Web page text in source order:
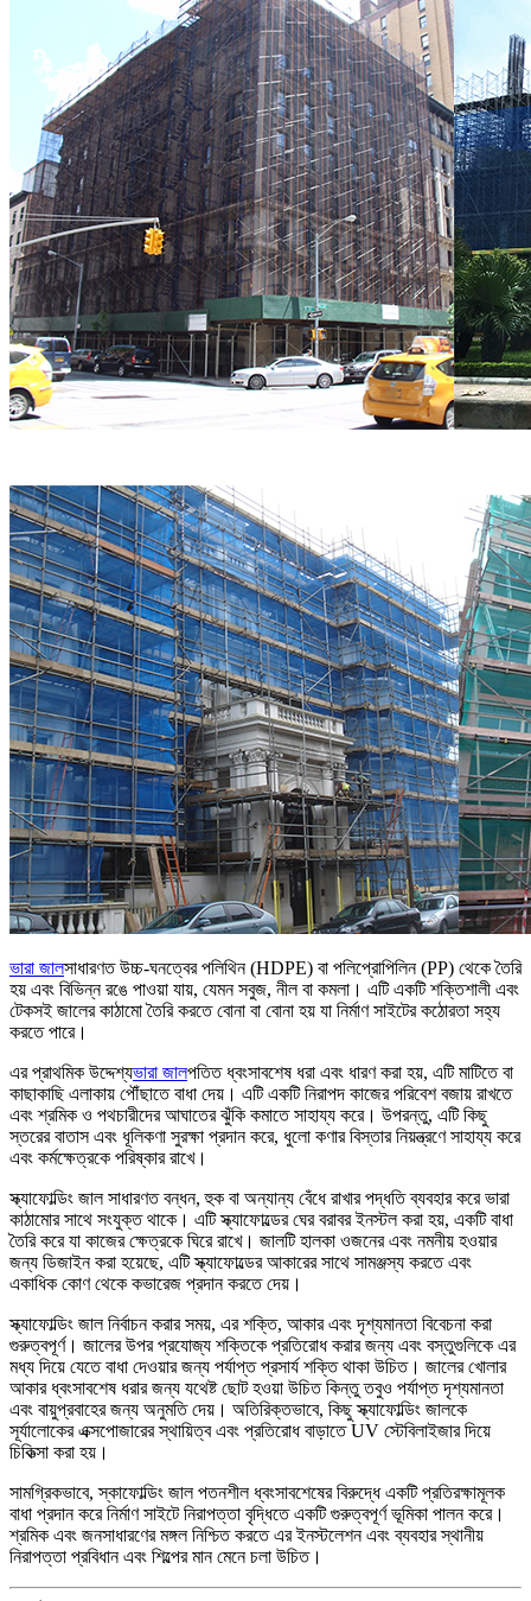
ভারা জালসাধারণত উচ্চ-ঘনত্বের পলিথিন (HDPE) বা পলিপ্রোপিলিন (PP) থেকে তৈরি
হয় এবং বিভিন্ন রঙে পাওয়া যায়, যেমন সবুজ, নীল বা কমলা। এটি একটি শক্তিশালী এবং
টেকসই জালের কাঠামো তৈরি করতে বোনা বা বোনা হয় যা নির্মাণ সাইটের কঠোরতা সহ্য
করতে পারে।
এর প্রাথমিক উদ্দেশ্যভারা জালপতিত ধ্বংসাবশেষ ধরা এবং ধারণ করা হয়, এটি মাটিতে বা
কাছাকাছি এলাকায় পৌঁছাতে বাধা দেয়। এটি একটি নিরাপদ কাজের পরিবেশ বজায় রাখতে
এবং শ্রমিক ও পথচারীদের আঘাতের ঝুঁকি কমাতে সাহায্য করে। উপরন্তু, এটি কিছু
স্তরের বাতাস এবং ধূলিকণা সুরক্ষা প্রদান করে, ধুলো কণার বিস্তার নিয়ন্ত্রণে সাহায্য করে
এবং কর্মক্ষেত্রকে পরিষ্কার রাখে।
স্ক্যাফোল্ডিং জাল সাধারণত বন্ধন, হুক বা অন্যান্য বেঁধে রাখার পদ্ধতি ব্যবহার করে ভারা
কাঠামোর সাথে সংযুক্ত থাকে। এটি স্ক্যাফোল্ডের ঘের বরাবর ইনস্টল করা হয়, একটি বাধা
তৈরি করে যা কাজের ক্ষেত্রকে ঘিরে রাখে। জালটি হালকা ওজনের এবং নমনীয় হওয়ার
জন্য ডিজাইন করা হয়েছে, এটি স্ক্যাফোল্ডের আকারের সাথে সামঞ্জস্য করতে এবং
একাধিক কোণ থেকে কভারেজ প্রদান করতে দেয়।
স্ক্যাফোল্ডিং জাল নির্বাচন করার সময়, এর শক্তি, আকার এবং দৃশ্যমানতা বিবেচনা করা
গুরুত্বপূর্ণ। জালের উপর প্রযোজ্য শক্তিকে প্রতিরোধ করার জন্য এবং বস্তুগুলিকে এর
মধ্য দিয়ে যেতে বাধা দেওয়ার জন্য পর্যাপ্ত প্রসার্য শক্তি থাকা উচিত। জালের খোলার
আকার ধ্বংসাবশেষ ধরার জন্য যথেষ্ট ছোট হওয়া উচিত কিন্তু তবুও পর্যাপ্ত দৃশ্যমানতা
এবং বায়ুপ্রবাহের জন্য অনুমতি দেয়। অতিরিক্তভাবে, কিছু স্ক্যাফোল্ডিং জালকে
সূর্যালোকের এক্সপোজারের স্থায়িত্ব এবং প্রতিরোধ বাড়াতে UV স্টেবিলাইজার দিয়ে
চিকিত্সা করা হয়।
সামগ্রিকভাবে, স্কাফোল্ডিং জাল পতনশীল ধ্বংসাবশেষের বিরুদ্ধে একটি প্রতিরক্ষামূলক
বাধা প্রদান করে নির্মাণ সাইটে নিরাপত্তা বৃদ্ধিতে একটি গুরুত্বপূর্ণ ভূমিকা পালন করে।
শ্রমিক এবং জনসাধারণের মঙ্গল নিশ্চিত করতে এর ইনস্টলেশন এবং ব্যবহার স্থানীয়
নিরাপত্তা প্রবিধান এবং শিল্পের মান মেনে চলা উচিত।